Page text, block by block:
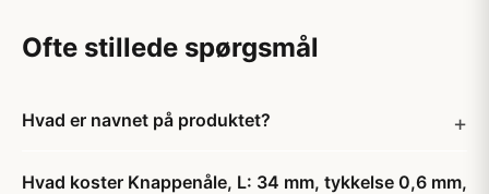
Ofte stillede spørgsmål
Hvad er navnet på produktet?
Hvad koster Knappenåle, L: 34 mm, tykkelse 0,6 mm,